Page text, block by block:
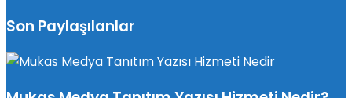
Son Paylaşılanlar